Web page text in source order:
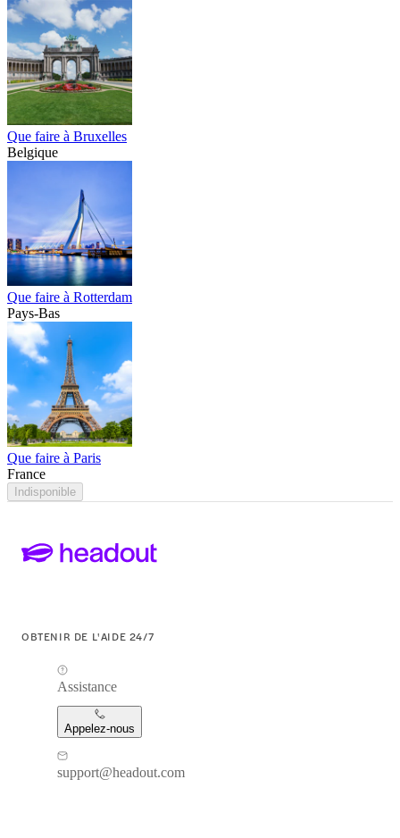
Que faire à Bruxelles
Belgique
Que faire à Rotterdam
Pays-Bas
Que faire à Paris
France
Indisponible
OBTENIR DE L'AIDE 24/7
Assistance
Appelez-nous
support@headout.com